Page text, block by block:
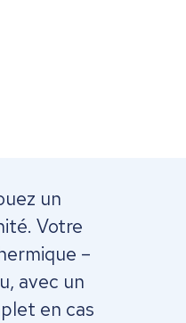
un
Votre
–
avec un
en cas